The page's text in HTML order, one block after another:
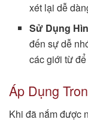
xét lại dễ
Sử Dụng
đến sự dễ
các giới từ
Áp Dụng
Khi đã nắm được